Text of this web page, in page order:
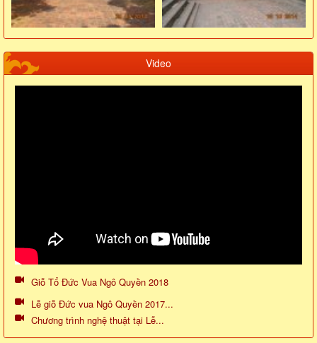
Video
Giỗ Tổ Đức Vua Ngô Quyền 2018
Lễ giỗ Đức vua Ngô Quyền 2017...
Chương trình nghệ thuật tại Lễ...